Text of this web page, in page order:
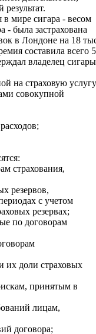
мире сигара - весом
- была застрахована
в Лондоне на 18
составила всего
владелец
на страховую услугу
совокупной
страхования,
резервов,
с учетом
резервах;
по договорам
их доли страховых
принятым в
лицам,
договора;